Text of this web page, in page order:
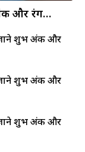
और रंग…
शुभ अंक और
शुभ अंक और
शुभ अंक और